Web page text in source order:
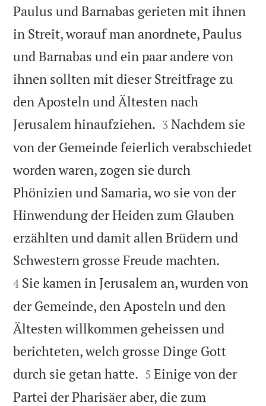
Paulus und Barnabas gerieten mit ihnen
in Streit, worauf man anordnete, Paulus
und Barnabas und ein paar andere von
ihnen sollten mit dieser Streitfrage zu
den Aposteln und Ältesten nach
Jerusalem hinaufziehen. 

3 Nachdem sie
von der Gemeinde feierlich verabschiedet
worden waren, zogen sie durch
Phönizien und Samaria, wo sie von der
Hinwendung der Heiden zum Glauben
erzählten und damit allen Brüdern und
Schwestern grosse Freude machten.
4 Sie kamen in Jerusalem an, wurden von
der Gemeinde, den Aposteln und den
Ältesten willkommen geheissen und
berichteten, welch grosse Dinge Gott
durch sie getan hatte. 

5 Einige von der
Partei der Pharisäer aber, die zum